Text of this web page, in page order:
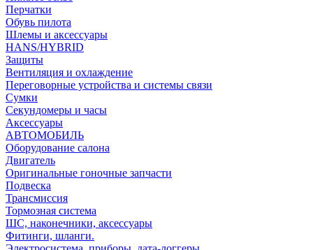
Перчатки
Обувь пилота
Шлемы и аксессуары
HANS/HYBRID
Защиты
Вентиляция и охлаждение
Переговорные устройства и системы связи
Сумки
Секундомеры и часы
Аксессуары
АВТОМОБИЛЬ
Оборудование салона
Двигатель
Оригинальные гоночные запчасти
Подвеска
Трансмиссия
Тормозная система
ШС, наконечники, аксессуары
Фитинги, шланги.